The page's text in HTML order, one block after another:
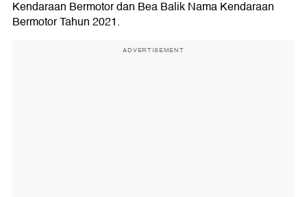
Kendaraan Bermotor dan Bea Balik Nama Kendaraan
Bermotor Tahun 2021.
ADVERTISEMENT